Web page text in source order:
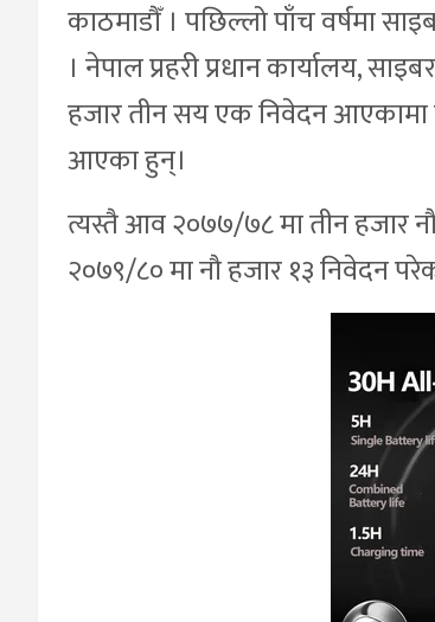
काठमाडौँ । पछिल्लो पाँच वर्षमा
। नेपाल प्रहरी प्रधान कार्यालय,
हजार तीन सय एक निवेदन
आएका हुन्।
त्यस्तै आव २०७७/७८ मा तीन हजार
२०७९/८० मा नौ हजार १३ निवेदन